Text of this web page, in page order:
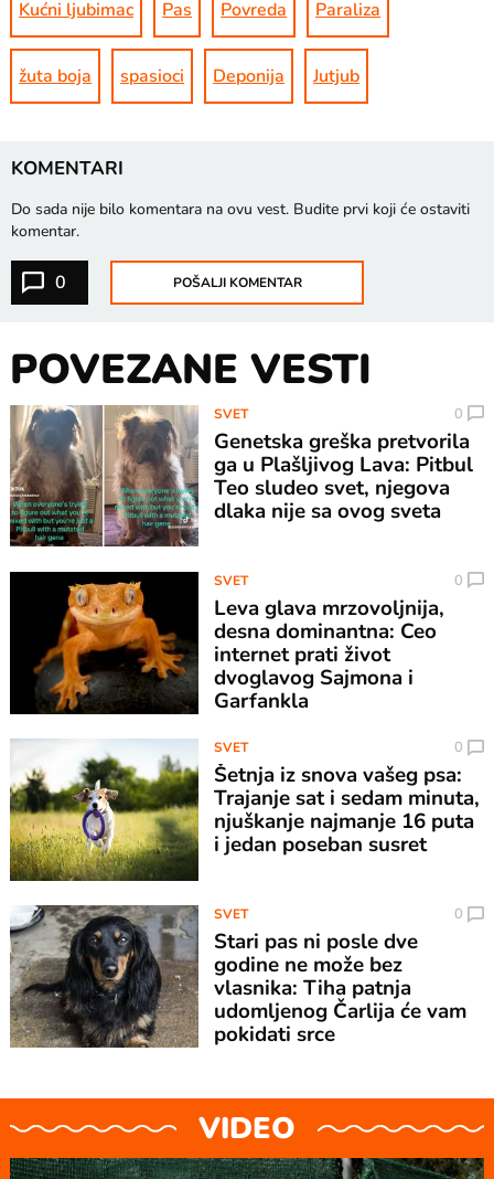
Kućni ljubimac Pas Povreda Paraliza
žuta boja spasioci Deponija Jutjub
KOMENTARI
Do sada nije bilo komentara na ovu vest. Budite prvi koji će ostaviti
komentar.
0 POŠALJI KOMENTAR
POVEZANE VESTI
SVET 0
Genetska greška pretvorila
ga u Plašljivog Lava: Pitbul
Teo sludeo svet, njegova
dlaka nije sa ovog sveta
SVET 0
Leva glava mrzovoljnija,
desna dominantna: Ceo
internet prati život
dvoglavog Sajmona i
Garfankla
SVET 0
Šetnja iz snova vašeg psa:
Trajanje sat i sedam minuta,
njuškanje najmanje 16 puta
i jedan poseban susret
SVET 0
Stari pas ni posle dve
godine ne može bez
vlasnika: Tiha patnja
udomljenog Čarlija će vam
pokidati srce
VIDEO